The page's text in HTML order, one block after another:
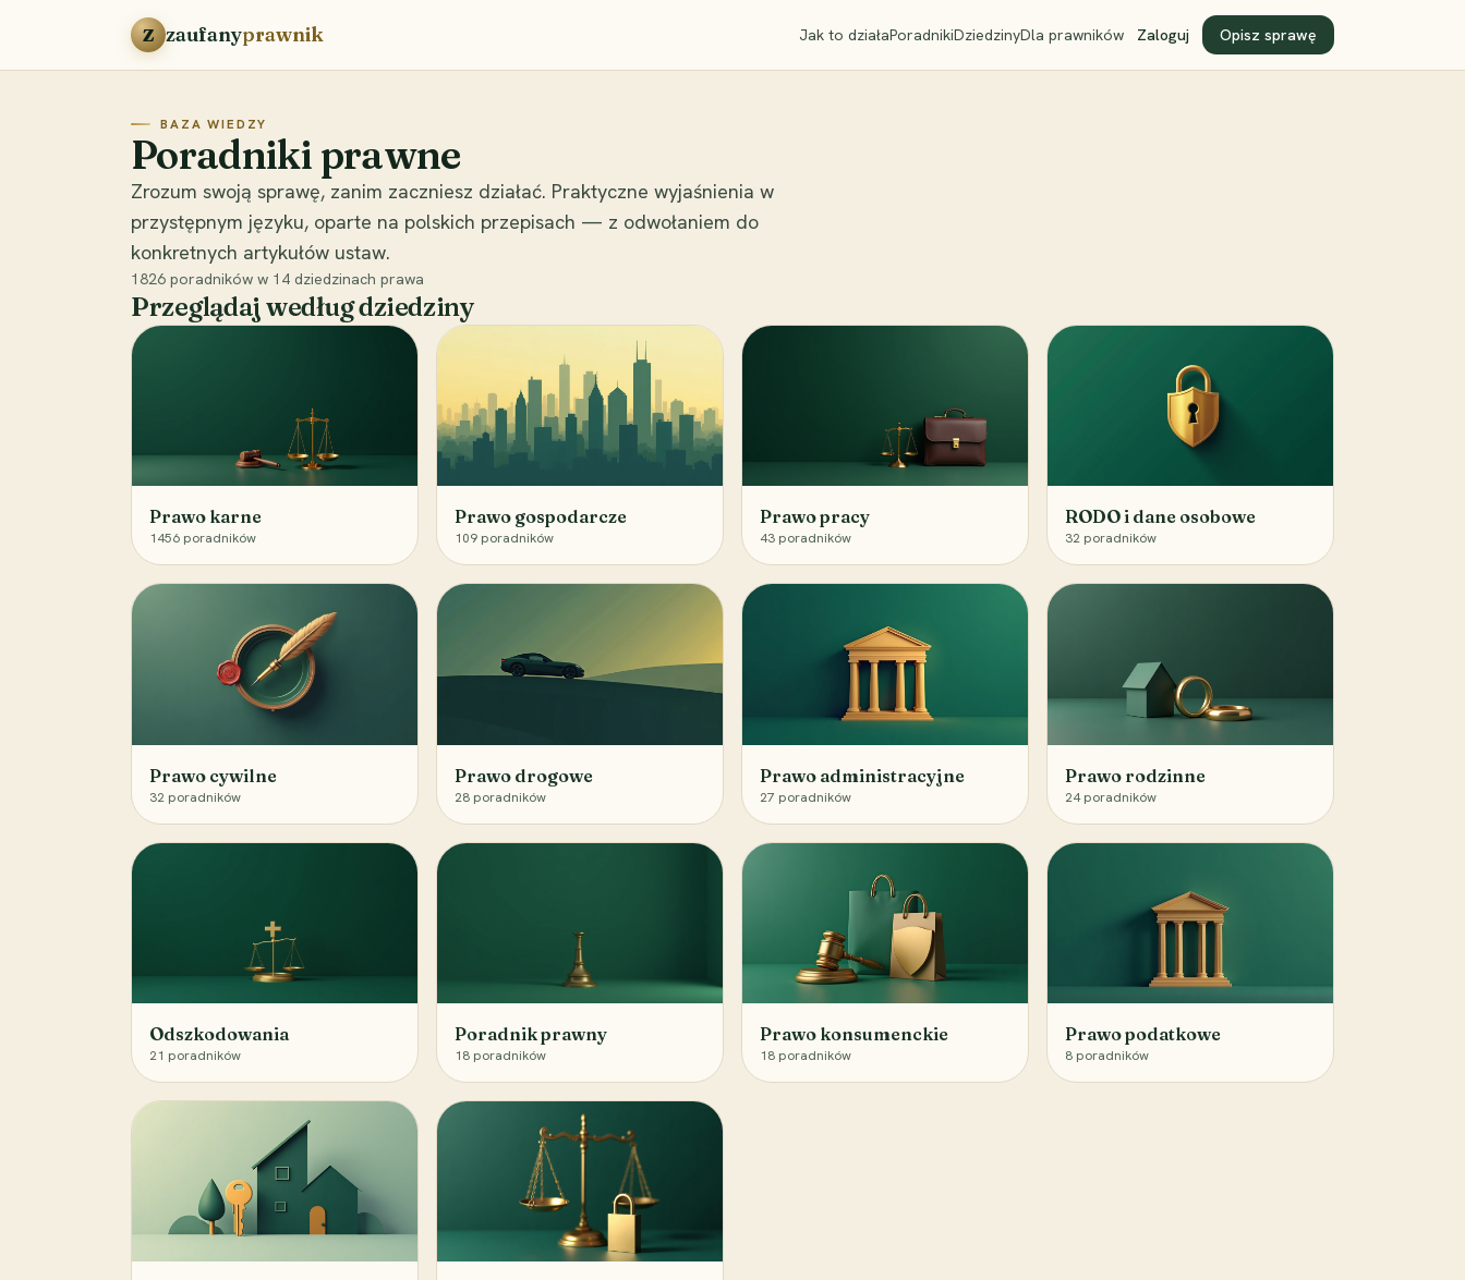
Przejdź do treści
Z zaufanyprawnik Jak to działaPoradnikiDziedzinyDla prawników Zaloguj Opisz sprawę
BAZA WIEDZY
Poradniki prawne
Zrozum swoją sprawę, zanim zaczniesz działać. Praktyczne wyjaśnienia w
przystępnym języku, oparte na polskich przepisach — z odwołaniem do
konkretnych artykułów ustaw.
1826 poradników w 14 dziedzinach prawa
Przeglądaj według dziedziny
Prawo karne
1456 poradników
Prawo gospodarcze
109 poradników
Prawo pracy
43 poradników
RODO i dane osobowe
32 poradników
Prawo cywilne
32 poradników
Prawo drogowe
28 poradników
Prawo administracyjne
27 poradników
Prawo rodzinne
24 poradników
Odszkodowania
21 poradników
Poradnik prawny
18 poradników
Prawo konsumenckie
18 poradników
Prawo podatkowe
8 poradników